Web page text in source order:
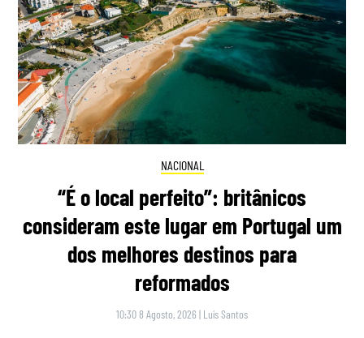
NACIONAL
“É o local perfeito”: britânicos
consideram este lugar em Portugal um
dos melhores destinos para
reformados
10:30 8 Agosto, 2026 | Luís Santos